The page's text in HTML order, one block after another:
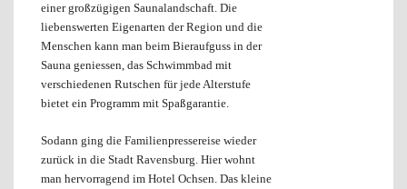
einer großzügigen Saunalandschaft. Die
liebenswerten Eigenarten der Region und die
Menschen kann man beim Bieraufguss in der
Sauna geniessen, das Schwimmbad mit
verschiedenen Rutschen für jede Alterstufe
bietet ein Programm mit Spaßgarantie.
Sodann ging die Familienpressereise wieder
zurück in die Stadt Ravensburg. Hier wohnt
man hervorragend im Hotel Ochsen. Das kleine